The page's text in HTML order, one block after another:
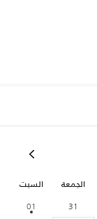
الجمعة السبت
31
01